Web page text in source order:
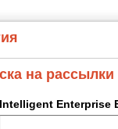
на рассылки
Intelligent Enterprise